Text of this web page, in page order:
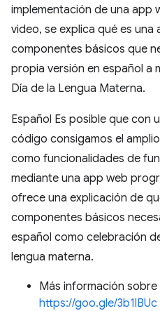
implementación de una app
video, se explica qué es
componentes básicos que
propia versión en español a
Día de la Lengua Materna.
Español Es posible que con
código consigamos el
como funcionalidades de
mediante una app web
ofrece una explicación de
componentes básicos
español como celebración
lengua materna.
Más información
https://goo.gle/3b1lBUc